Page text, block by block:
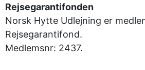
Rejsegarantifonden
Norsk Hytte Udlejning er
Rejsegarantifond.
Medlemsnr: 2437.